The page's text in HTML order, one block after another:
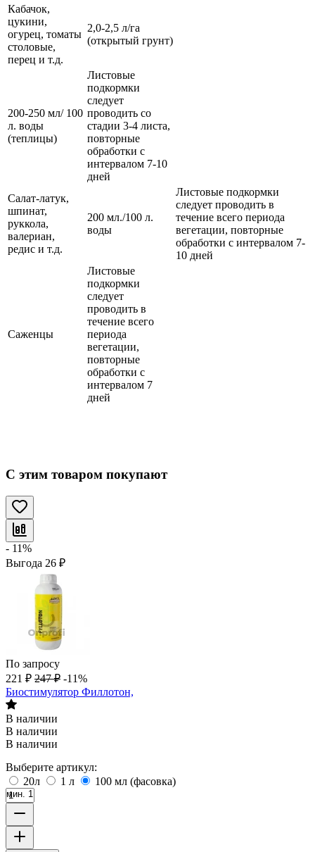
Кабачок,
цукини,
огурец, томаты
столовые,
перец и т.д.
2,0-2,5 л/га
(открытый грунт)
200-250 мл/ 100
л. воды
(теплицы)
Листовые
подкормки
следует
проводить со
стадии 3-4 листа,
повторные
обработки с
интервалом 7-10
дней
Салат-латук,
шпинат,
руккола,
валериан,
редис и т.д.
200 мл./100 л.
воды
Листовые подкормки
следует проводить в
течение всего периода
вегетации, повторные
обработки с интервалом 7-
10 дней
Саженцы
Листовые
подкормки
следует
проводить в
течение всего
периода
вегетации,
повторные
обработки с
интервалом 7
дней
С этим товаром покупают
- 11%
Выгода 26 ₽
По запросу
221 ₽ 247 ₽ -11%
Биостимулятор Филлотон,
В наличии
В наличии
В наличии
Выберите артикул:
20л
1 л 100 мл (фасовка)
мин. 1